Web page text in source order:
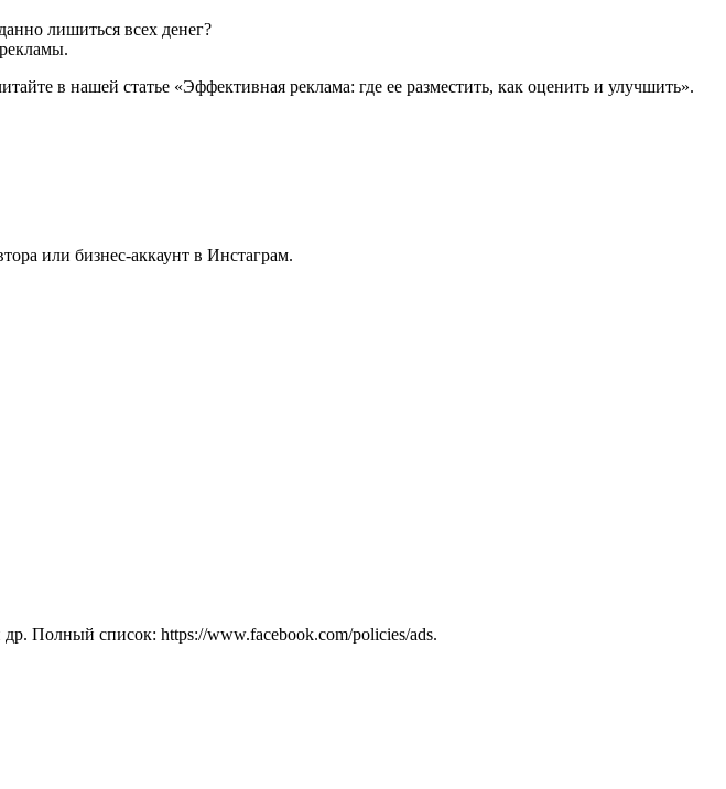
лишиться всех денег?
в нашей статье «Эффективная реклама: где ее разместить, как оценить и улучшить».
или бизнес-аккаунт в Инстаграм.
Полный список: https://www.facebook.com/policies/ads.